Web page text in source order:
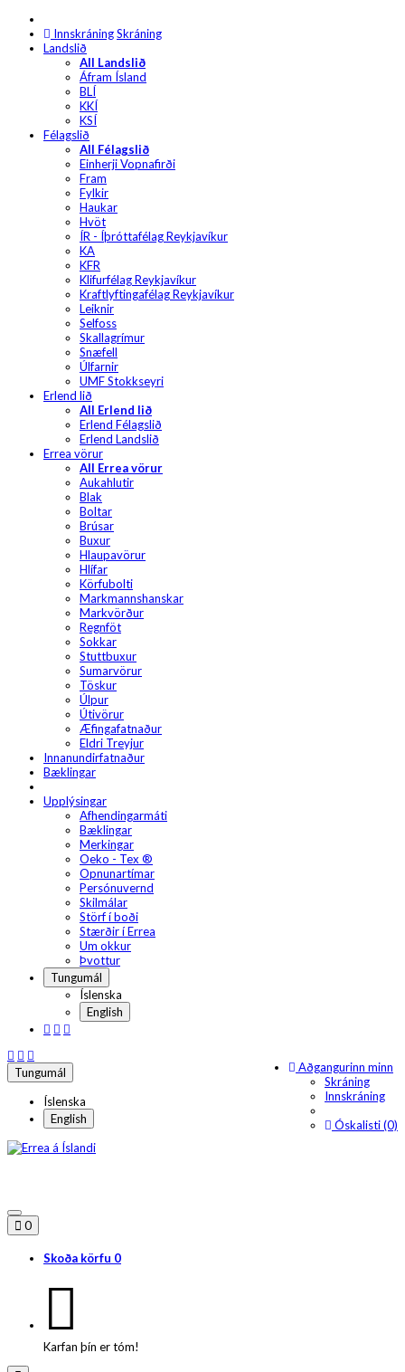
InnskráningSkráning
Landslið
All Landslið
Áfram Ísland
BLÍ
KKÍ
KSÍ
Félagslið
All Félagslið
Einherji Vopnafirði
Fram
Fylkir
Haukar
Hvöt
ÍR - Íþróttafélag Reykjavíkur
KA
KFR
Klifurfélag Reykjavíkur
Kraftlyftingafélag Reykjavíkur
Leiknir
Selfoss
Skallagrímur
Snæfell
Úlfarnir
UMF Stokkseyri
Erlend lið
All Erlend lið
Erlend Félagslið
Erlend Landslið
Errea vörur
All Errea vörur
Aukahlutir
Blak
Boltar
Brúsar
Buxur
Hlaupavörur
Hlífar
Körfubolti
Markmannshanskar
Markvörður
Regnföt
Sokkar
Stuttbuxur
Sumarvörur
Töskur
Úlpur
Útivörur
Æfingafatnaður
Eldri Treyjur
Innanundirfatnaður
Bæklingar
Upplýsingar
Afhendingarmáti
Bæklingar
Merkingar
Oeko - Tex ®
Opnunartímar
Persónuvernd
Skilmálar
Störf í boði
Stærðir í Errea
Um okkur
Þvottur
Tungumál
Íslenska
English
Aðgangurinn minn
Skráning
Innskráning
Óskalisti (0)
Tungumál
Íslenska
English
0
Skoða körfu 0
Karfan þín er tóm!